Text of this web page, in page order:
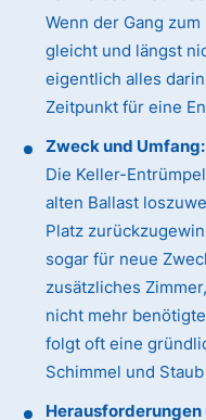
Wenn der Gang
gleicht und längst
eigentlich alles
Zeitpunkt für eine
Zweck und Umfang:
Die Keller-
alten Ballast
Platz
sogar für neue
zusätzliches
nicht mehr
folgt oft eine
Schimmel und